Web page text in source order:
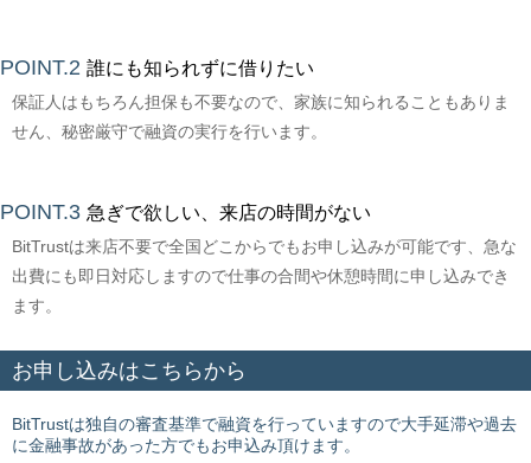
POINT.2 誰にも知られずに借りたい
保証人はもちろん担保も不要なので、家族に知られることもありま
せん、秘密厳守で融資の実行を行います。
POINT.3 急ぎで欲しい、来店の時間がない
BitTrustは来店不要で全国どこからでもお申し込みが可能です、急な
出費にも即日対応しますので仕事の合間や休憩時間に申し込みでき
ます。
お申し込みはこちらから
BitTrustは独自の審査基準で融資を行っていますので大手延滞や過去
に金融事故があった方でもお申込み頂けます。